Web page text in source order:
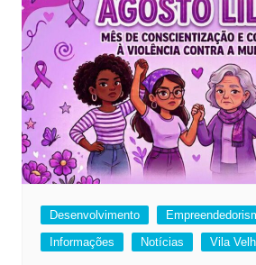
Desenvolvimento
Informações
Notícias Vila